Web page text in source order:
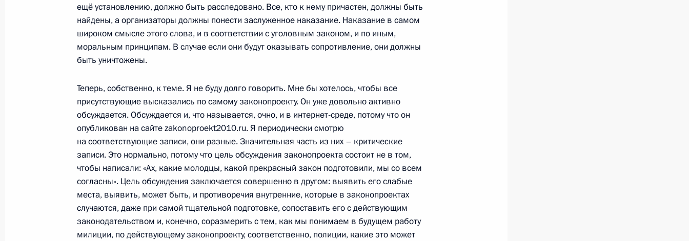
Рабочая встреча с Министром образования и науки Андреем
Фурсенко
25 августа 2010 года, 13:00 Сочи
1
24 августа 2010 года, вторник
Встреча с лидером ирландской группы «U2» Боно
24 августа 2010 года, 17:30 Сочи
Заявления для прессы по итогам встречи с Премьер-министром
Люксембурга Жан-Клодом Юнкером
24 августа 2010 года, 15:00 Сочи
ещё установлению, должно быть расследовано. Все, кто к нему причастен, должны быть
найдены, а организаторы должны понести заслуженное наказание. Наказание в самом
широком смысле этого слова, и в соответствии с уголовным законом, и по иным,
моральным принципам. В случае если они будут оказывать сопротивление, они должны
быть уничтожены.
Теперь, собственно, к теме. Я не буду долго говорить. Мне бы хотелось, чтобы все
присутствующие высказались по самому законопроекту. Он уже довольно активно
обсуждается. Обсуждается и, что называется, очно, и в интернет-среде, потому что он
опубликован на сайте zakonoproekt2010.ru. Я периодически смотрю
на соответствующие записи, они разные. Значительная часть из них – критические
записи. Это нормально, потому что цель обсуждения законопроекта состоит не в том,
чтобы написали: «Ах, какие молодцы, какой прекрасный закон подготовили, мы со всем
согласны». Цель обсуждения заключается совершенно в другом: выявить его слабые
места, выявить, может быть, и противоречия внутренние, которые в законопроектах
случаются, даже при самой тщательной подготовке, сопоставить его с действующим
законодательством и, конечно, соразмерить с тем, как мы понимаем в будущем работу
милиции, по действующему законопроекту, соответственно, полиции, какие это может